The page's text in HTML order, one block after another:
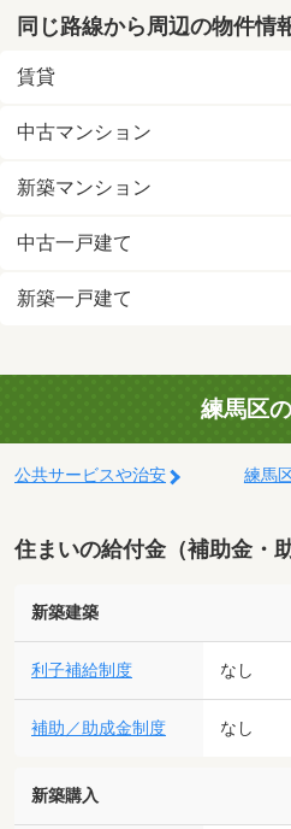
同じ路線から周辺の物件情
賃貸
中古マンション
新築マンション
中古一戸建て
新築一戸建て
練馬区
公共サービスや治安 練馬
住まいの給付金（補助金・
新築建築
利子補給制度 なし
補助／助成金制度 なし
新築購入